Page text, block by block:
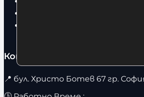
Контакти
📍 бул. Христо Ботев 67 гр.